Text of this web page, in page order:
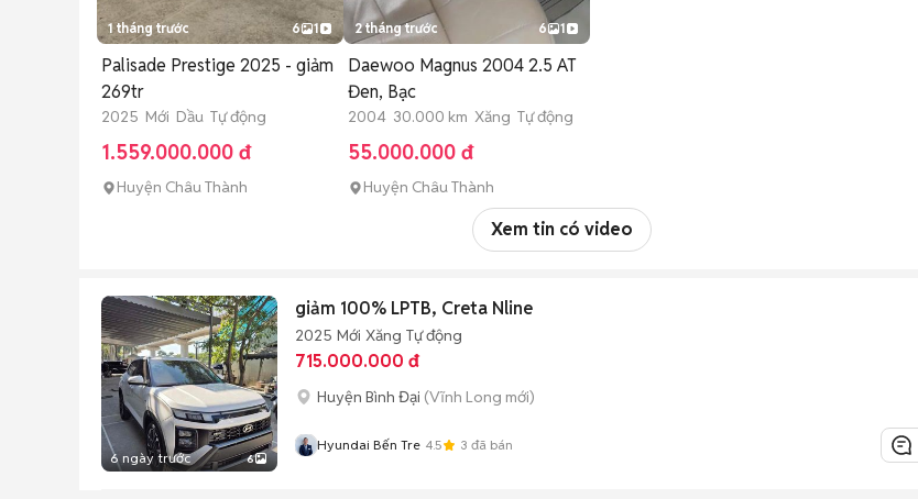
1 tháng trước 6 1
Palisade Prestige 2025 - giảm
269tr
2025 Mới Dầu Tự động
1.559.000.000 đ
Huyện Châu Thành
2 tháng trước 6 1
Daewoo Magnus 2004 2.5 AT
Đen, Bạc
2004 30.000 km Xăng Tự động
55.000.000 đ
Huyện Châu Thành
Xem tin có video
6 ngày trước 6
giảm 100% LPTB, Creta Nline
2025 Mới Xăng Tự động
715.000.000 đ
Huyện Bình Đại (Vĩnh Long mới)
Hyundai Bến Tre 4.5 3 đã bán